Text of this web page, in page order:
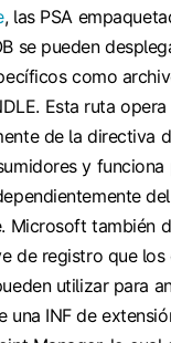
, las PSA
se pueden
como
Esta ruta opera
de la directiva
y
Microsoft también
de registro que los
utilizar para
una INF de